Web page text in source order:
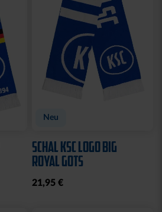
Neu
SCHAL KSC LOGO BIG
ROYAL GOTS
21,95 €